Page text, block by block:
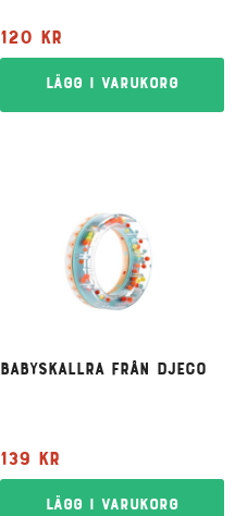
120 kr
Lägg i varukorg
Babyskallra från Djeco
139 kr
Lägg i varukorg